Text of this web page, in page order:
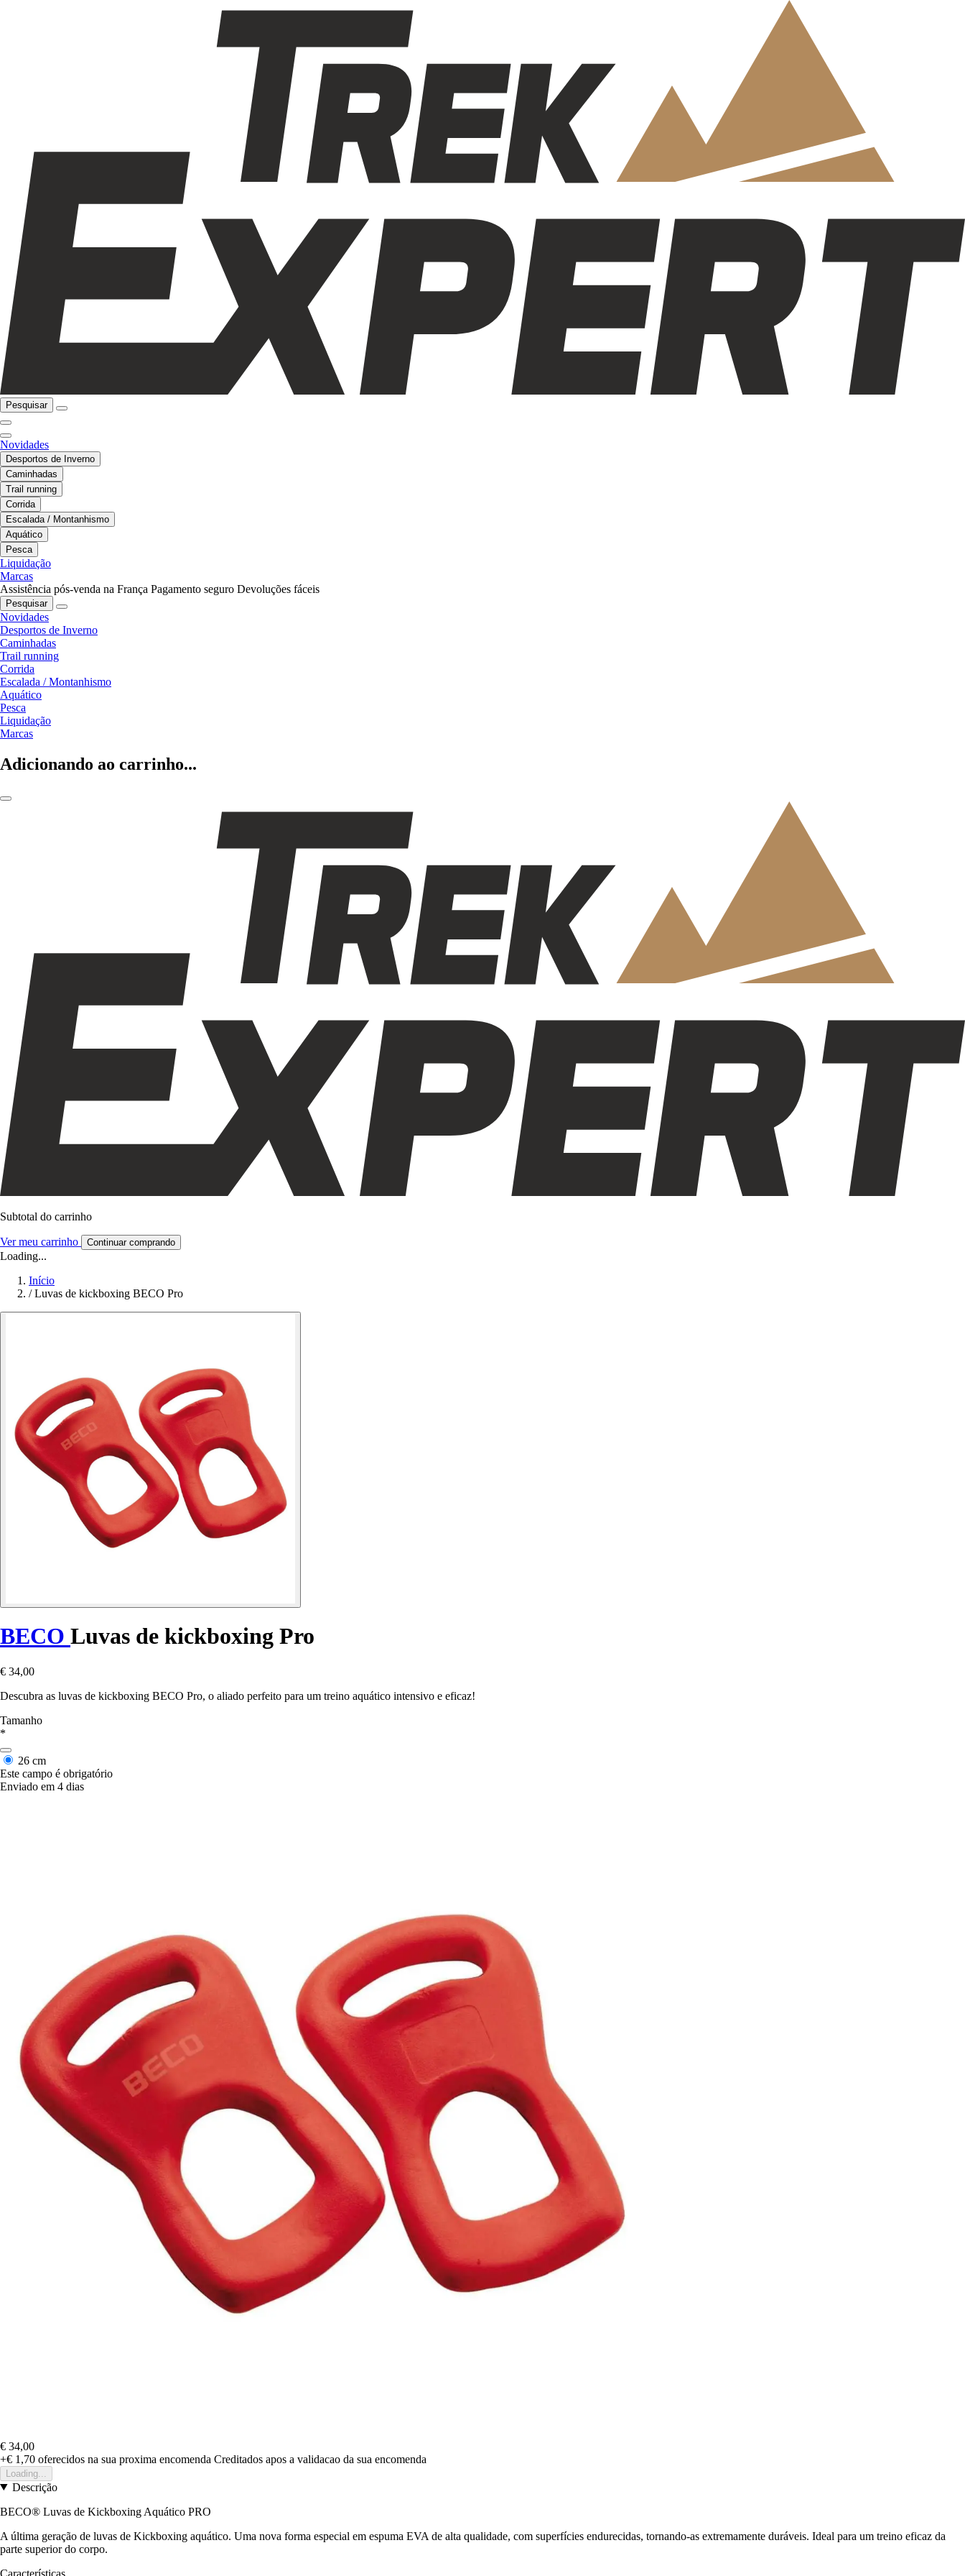
Pesquisar
Novidades
Desportos de Inverno
Caminhadas
Trail running
Corrida
Escalada / Montanhismo
Aquático
Pesca
Liquidação
Marcas
Assistência pós-venda na França Pagamento seguro Devoluções fáceis
Pesquisar
Novidades
Desportos de Inverno
Caminhadas
Trail running
Corrida
Escalada / Montanhismo
Aquático
Pesca
Liquidação
Marcas
Adicionando ao carrinho...
Subtotal do carrinho
Ver meu carrinho Continuar comprando
Loading...
Início
/ Luvas de kickboxing BECO Pro
BECO Luvas de kickboxing Pro
€ 34,00
Descubra as luvas de kickboxing BECO Pro, o aliado perfeito para um treino aquático intensivo e eficaz!
Tamanho
*
26 cm
Este campo é obrigatório
Enviado em 4 dias
€ 34,00
+€ 1,70 oferecidos na sua proxima encomenda Creditados apos a validacao da sua encomenda
Loading...
Descrição
BECO® Luvas de Kickboxing Aquático PRO
A última geração de luvas de Kickboxing aquático. Uma nova forma especial em espuma EVA de alta qualidade, com superfícies endurecidas, tornando-as extremamente duráveis. Ideal para um treino eficaz da
parte superior do corpo.
Características